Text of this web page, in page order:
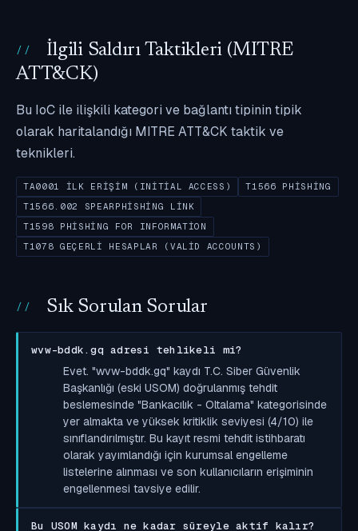
İlgili Saldırı Taktikleri (MITRE
ATT&CK)
Bu IoC ile ilişkili kategori ve bağlantı tipinin tipik
olarak haritalandığı MITRE ATT&CK taktik ve
teknikleri.
TA0001 İLK ERIŞIM (INITIAL ACCESS)
T1566 PHISHING
T1566.002 SPEARPHISHING LINK
T1598 PHISHING FOR INFORMATION
T1078 GEÇERLI HESAPLAR (VALID ACCOUNTS)
Sık Sorulan Sorular
wvw-bddk.gq adresi tehlikeli mi?
Evet. "wvw-bddk.gq" kaydı T.C. Siber Güvenlik
Başkanlığı (eski USOM) doğrulanmış tehdit
beslemesinde "Bankacılık - Oltalama" kategorisinde
yer almakta ve yüksek kritiklik seviyesi (4/10) ile
sınıflandırılmıştır. Bu kayıt resmi tehdit istihbaratı
olarak yayımlandığı için kurumsal engelleme
listelerine alınması ve son kullanıcıların erişiminin
engellenmesi tavsiye edilir.
Bu USOM kaydı ne kadar süreyle aktif kalır?